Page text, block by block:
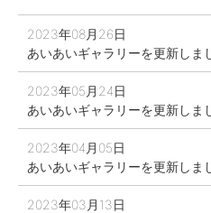
2023年08月26日
あいあいギャラリーを更新しま
2023年05月24日
あいあいギャラリーを更新しま
2023年04月05日
あいあいギャラリーを更新しま
2023年03月13日